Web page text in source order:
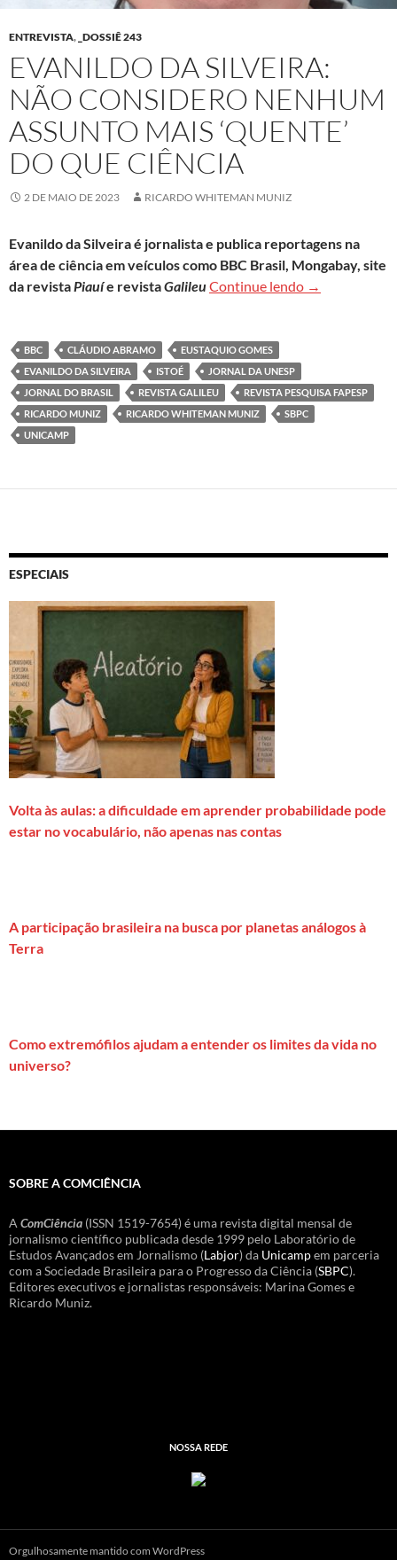
ENTREVISTA, _DOSSIÊ 243
EVANILDO DA SILVEIRA:
NÃO CONSIDERO NENHUM
ASSUNTO MAIS ‘QUENTE’
DO QUE CIÊNCIA
2 DE MAIO DE 2023 RICARDO WHITEMAN MUNIZ
Evanildo da Silveira é jornalista e publica reportagens na
área de ciência em veículos como BBC Brasil, Mongabay, site
da revistaPiauíe revistaGalileuContinue lendo Evanildo da
→
BBC CLÁUDIO ABRAMO
EUSTAQUIO GOMES
EVANILDO DA SILVEIRA
ISTOÉ
JORNAL DA UNESP
JORNAL DO BRASIL
REVISTA GALILEU
REVISTA PESQUISA FAPESP
RICARDO MUNIZ
RICARDO WHITEMAN MUNIZ
SBPC
UNICAMP
ESPECIAIS
Volta às aulas: a dificuldade em aprender probabilidade pode
estar no vocabulário, não apenas nas contas
A participação brasileira na busca por planetas análogos à
Terra
Como extremófilos ajudam a entender os limites da vida no
universo?
SOBRE A COMCIÊNCIA
A ComCiência (ISSN 1519-7654) é uma revista digital mensal de
jornalismo científico publicada desde 1999 pelo Laboratório de
Estudos Avançados em Jornalismo (Labjor) da Unicampem parceria
com a Sociedade Brasileira para o Progresso da Ciência (SBPC).
Editores executivos e jornalistas responsáveis: Marina Gomes e
Ricardo Muniz.
NOSSA REDE
Orgulhosamente mantido com WordPress